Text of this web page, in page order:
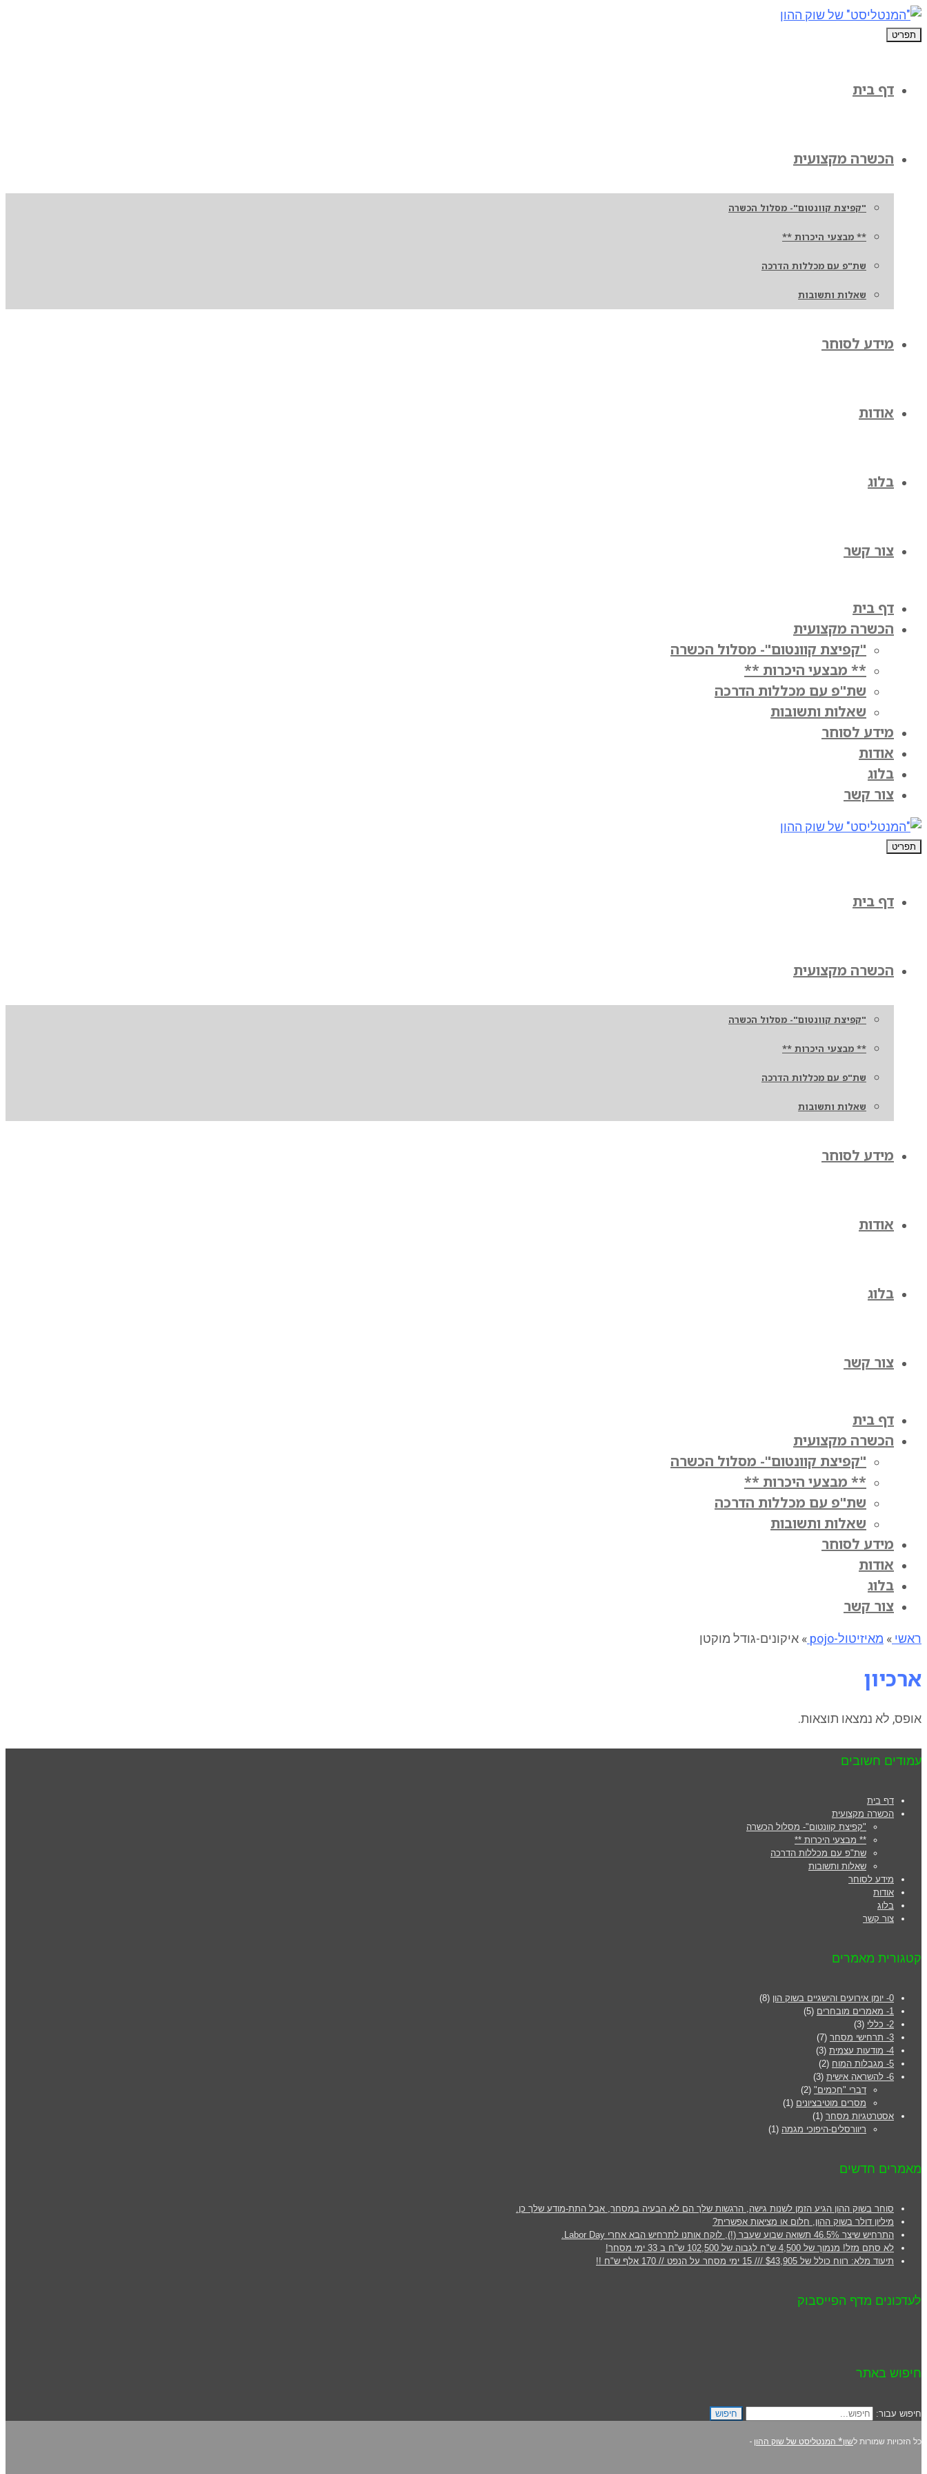
תפריט
דף בית
הכשרה מקצועית
"קפיצת קוונטום"- מסלול הכשרה
** מבצעי היכרות **
שת"פ עם מכללות הדרכה
שאלות ותשובות
מידע לסוחר
אודות
בלוג
צור קשר
דף בית
הכשרה מקצועית
"קפיצת קוונטום"- מסלול הכשרה
** מבצעי היכרות **
שת"פ עם מכללות הדרכה
שאלות ותשובות
מידע לסוחר
אודות
בלוג
צור קשר
תפריט
דף בית
הכשרה מקצועית
"קפיצת קוונטום"- מסלול הכשרה
** מבצעי היכרות **
שת"פ עם מכללות הדרכה
שאלות ותשובות
מידע לסוחר
אודות
בלוג
צור קשר
דף בית
הכשרה מקצועית
"קפיצת קוונטום"- מסלול הכשרה
** מבצעי היכרות **
שת"פ עם מכללות הדרכה
שאלות ותשובות
מידע לסוחר
אודות
בלוג
צור קשר
ראשי » מאיזיטול-pojo » איקונים-גודל מוקטן
ארכיון
אופס, לא נמצאו תוצאות.
עמודים חשובים
דף בית
הכשרה מקצועית
"קפיצת קוונטום"- מסלול הכשרה
** מבצעי היכרות **
שת"פ עם מכללות הדרכה
שאלות ותשובות
מידע לסוחר
אודות
בלוג
צור קשר
קטגורית מאמרים
0- יומן אירועים והישגיים בשוק הון
(8)
1- מאמרים מובחרים
(5)
2- כללי
(3)
3- תרחישי מסחר
(7)
4- מודעות עצמית
(3)
5- מגבלות המוח
(2)
6- להשראה אישית
(3)
דברי "חכמים" (2)
מסרים מוטיבציונים (1)
אסטרטגיות מסחר (1)
ריוורסלים-היפוכי מגמה (1)
מאמרים חדשים
סוחר בשוק ההון הגיע הזמן לשנות גישה, הרגשות שלך הם לא הבעיה במסחר, אבל התת-מודע שלך כן.
מיליון דולר בשוק ההון, חלום או מציאות אפשרית?
התרחיש שיצר 46.5% תשואה שבוע שעבר (!), לוקח אותנו לתרחיש הבא אחרי Labor Day.
לא סתם מזל! מנמוך של 4,500 ש"ח לגבוה של 102,500 ש"ח ב 33 ימי מסחר!
תיעוד מלא: רווח כולל של $43,905 /// 15 ימי מסחר על הנפט // 170 אלף ש"ח !!
לעדכונים מדף הפייסבוק
חיפוש באתר
חיפוש עבור: חיפוש
כל הזכויות שמורות לשון* המנטליסט של שוק ההון -